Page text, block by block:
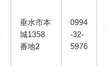
垂水市本
城1358
番地2
0994
-32-
5976
4
5